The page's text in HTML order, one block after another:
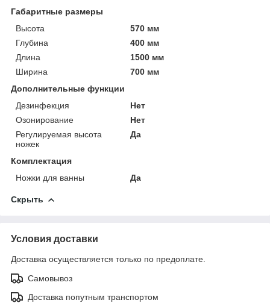
Габаритные размеры
Высота
570 мм
Глубина
400 мм
Длина
1500 мм
Ширина
700 мм
Дополнительные функции
Дезинфекция
Нет
Озонирование
Нет
Регулируемая высота
ножек
Да
Комплектация
Ножки для ванны
Да
Скрыть
Условия доставки
Доставка осуществляется только по предоплате.
Самовывоз
Доставка попутным транспортом